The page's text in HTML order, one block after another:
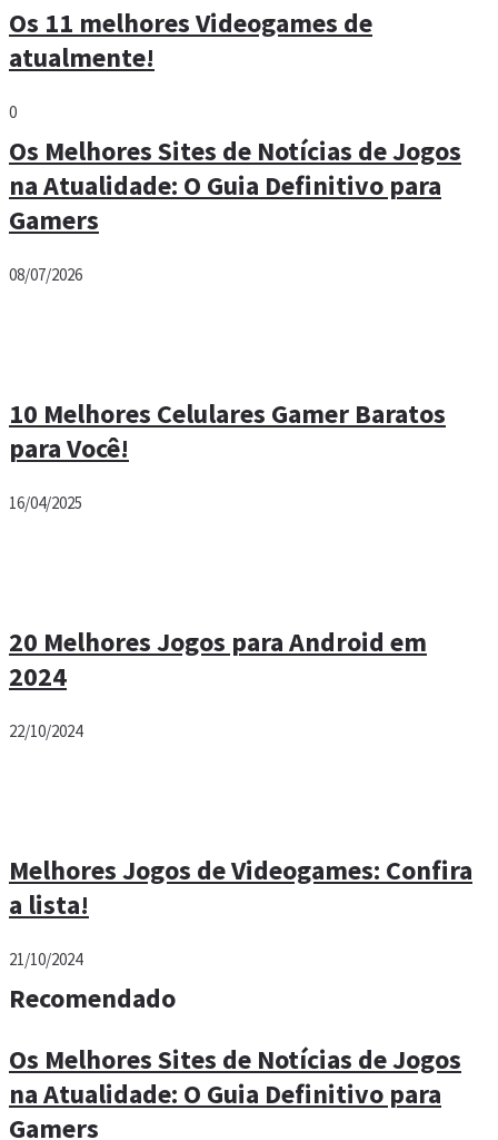
Os 11 melhores Videogames de
atualmente!
0
Os Melhores Sites de Notícias de Jogos
na Atualidade: O Guia Definitivo para
Gamers
08/07/2026
10 Melhores Celulares Gamer Baratos
para Você!
16/04/2025
20 Melhores Jogos para Android em
2024
22/10/2024
Melhores Jogos de Videogames: Confira
a lista!
21/10/2024
Recomendado
Os Melhores Sites de Notícias de Jogos
na Atualidade: O Guia Definitivo para
Gamers